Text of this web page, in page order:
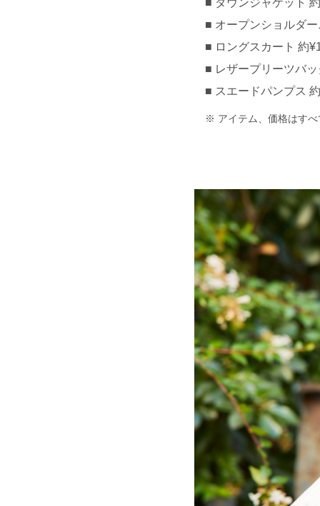
ダウンジャケット
オープンショルダ
ロングスカート 約
レザープリーツバ
スエードパンプス
アイテム、価格はす